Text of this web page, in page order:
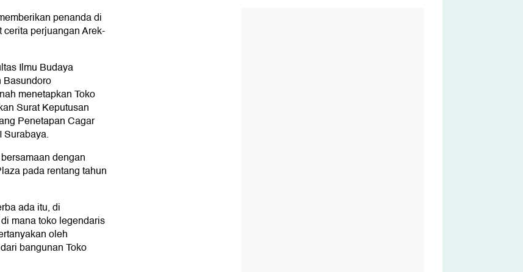
penanda di
perjuangan Arek-
Ilmu Budaya
Basundoro
menetapkan Toko
Surat Keputusan
Penetapan Cagar
Surabaya.
dengan
pada rentang tahun
ada itu, di
mana toko legendaris
oleh
bangunan Toko